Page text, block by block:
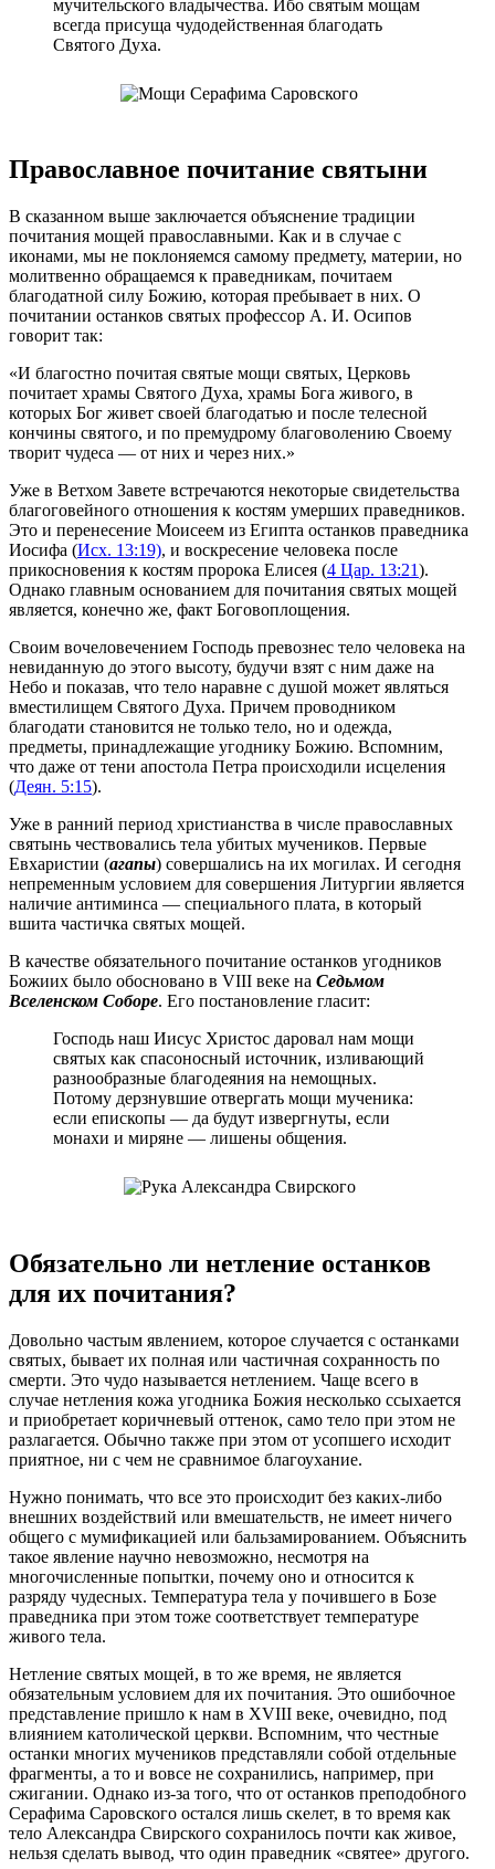
мучительского владычества. Ибо святым мощам
всегда присуща чудодейственная благодать
Святого Духа.
Православное почитание святыни
В сказанном выше заключается объяснение традиции
почитания мощей православными. Как и в случае с
иконами, мы не поклоняемся самому предмету, материи, но
молитвенно обращаемся к праведникам, почитаем
благодатной силу Божию, которая пребывает в них. О
почитании останков святых профессор А. И. Осипов
говорит так:
«И благостно почитая святые мощи святых, Церковь
почитает храмы Святого Духа, храмы Бога живого, в
которых Бог живет своей благодатью и после телесной
кончины святого, и по премудрому благоволению Своему
творит чудеса — от них и через них.»
Уже в Ветхом Завете встречаются некоторые свидетельства
благоговейного отношения к костям умерших праведников.
Это и перенесение Моисеем из Египта останков праведника
Иосифа (Исх. 13:19), и воскресение человека после
прикосновения к костям пророка Елисея (4 Цар. 13:21).
Однако главным основанием для почитания святых мощей
является, конечно же, факт Боговоплощения.
Своим вочеловечением Господь превознес тело человека на
невиданную до этого высоту, будучи взят с ним даже на
Небо и показав, что тело наравне с душой может являться
вместилищем Святого Духа. Причем проводником
благодати становится не только тело, но и одежда,
предметы, принадлежащие угоднику Божию. Вспомним,
что даже от тени апостола Петра происходили исцеления
(Деян. 5:15).
Уже в ранний период христианства в числе православных
святынь чествовались тела убитых мучеников. Первые
Евхаристии (агапы) совершались на их могилах. И сегодня
непременным условием для совершения Литургии является
наличие антиминса — специального плата, в который
вшита частичка святых мощей.
В качестве обязательного почитание останков угодников
Божиих было обосновано в VIII веке на Седьмом
Вселенском Соборе. Его постановление гласит:
Господь наш Иисус Христос даровал нам мощи
святых как спасоносный источник, изливающий
разнообразные благодеяния на немощных.
Потому дерзнувшие отвергать мощи мученика:
если епископы — да будут извергнуты, если
монахи и миряне — лишены общения.
Обязательно ли нетление останков
для их почитания?
Довольно частым явлением, которое случается с останками
святых, бывает их полная или частичная сохранность по
смерти. Это чудо называется нетлением. Чаще всего в
случае нетления кожа угодника Божия несколько ссыхается
и приобретает коричневый оттенок, само тело при этом не
разлагается. Обычно также при этом от усопшего исходит
приятное, ни с чем не сравнимое благоухание.
Нужно понимать, что все это происходит без каких-либо
внешних воздействий или вмешательств, не имеет ничего
общего с мумификацией или бальзамированием. Объяснить
такое явление научно невозможно, несмотря на
многочисленные попытки, почему оно и относится к
разряду чудесных. Температура тела у почившего в Бозе
праведника при этом тоже соответствует температуре
живого тела.
Нетление святых мощей, в то же время, не является
обязательным условием для их почитания. Это ошибочное
представление пришло к нам в XVIII веке, очевидно, под
влиянием католической церкви. Вспомним, что честные
останки многих мучеников представляли собой отдельные
фрагменты, а то и вовсе не сохранились, например, при
сжигании. Однако из-за того, что от останков преподобного
Серафима Саровского остался лишь скелет, в то время как
тело Александра Свирского сохранилось почти как живое,
нельзя сделать вывод, что один праведник «святее» другого.